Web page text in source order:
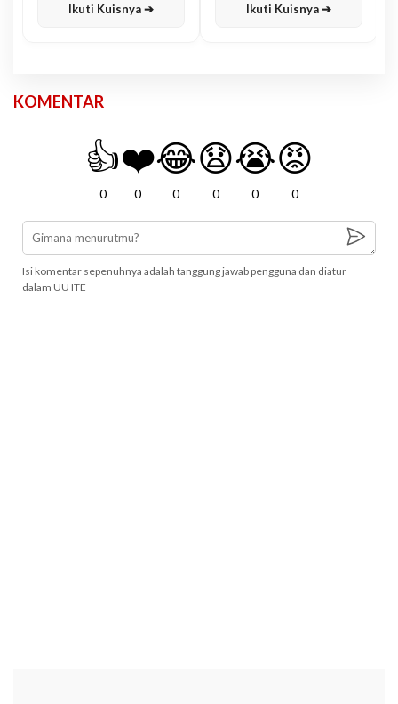
Ikuti Kuisnya ➔ Ikuti Kuisnya ➔
KOMENTAR
👍
0
❤️
0
😂
0
😧
0
😭
0
😡
0
Isi komentar sepenuhnya adalah tanggung jawab pengguna dan diatur
dalam UU ITE